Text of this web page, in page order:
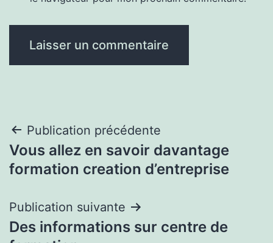
Navigation
de
Publication précédente
Vous allez en savoir davantage
formation creation d’entreprise
Publication suivante
Des informations sur centre de